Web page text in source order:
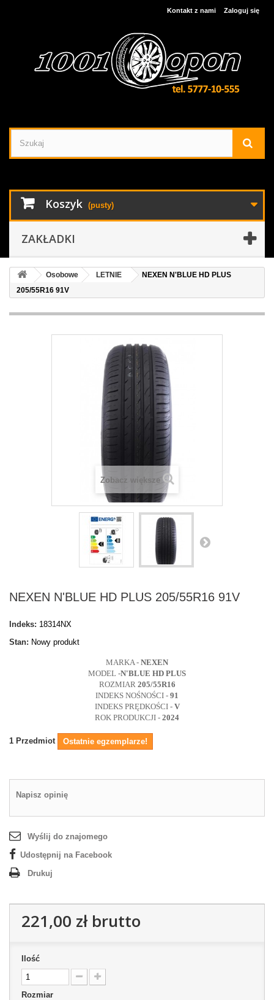
Zaloguj się
Kontakt z nami
Koszyk (pusty)
ZAKŁADKI
Osobowe LETNIE
NEXEN N'BLUE HD PLUS
205/55R16 91V
Zobacz większe
NEXEN N'BLUE HD PLUS 205/55R16 91V
Indeks: 18314NX
Stan: Nowy produkt
MARKA - NEXEN
MODEL -N'BLUE HD PLUS
ROZMIAR 205/55R16
INDEKS NOŚNOŚCI - 91
INDEKS PRĘDKOŚCI - V
ROK PRODUKCJI - 2024
1 Przedmiot Ostatnie egzemplarze!
Napisz opinię
Wyślij do znajomego
Udostępnij na Facebook
Drukuj
221,00 złbrutto
Ilość
Rozmiar